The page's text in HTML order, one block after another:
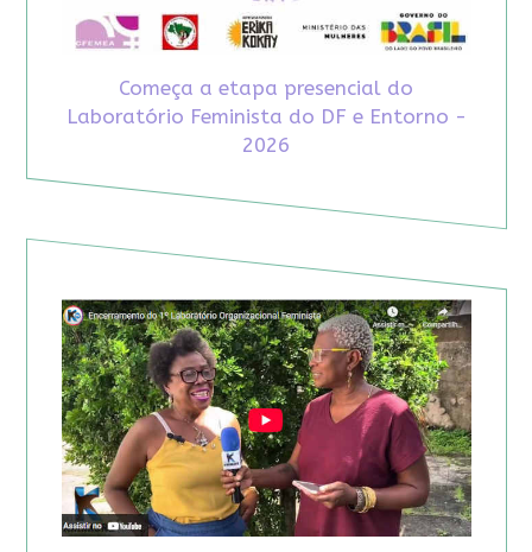
Começa a etapa presencial do
Laboratório Feminista do DF e Entorno -
2026